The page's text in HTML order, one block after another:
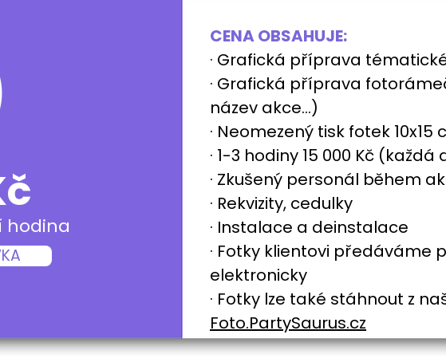
hodina
CENA OBSAHUJE:
· Grafická příprava
· Grafická příprava
název akce...)
· Neomezený tisk fotek 10x15
· 1-3 hodiny 15 000 Kč
· Zkušený personál během
· Rekvizity, cedulky
· Instalace a deinstalace
· Fotky klientovi předáváme
elektronicky
· Fotky lze také stáhnout z
Foto.PartySaurus.cz